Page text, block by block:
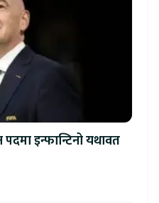
इन्फान्टिनो यथावत